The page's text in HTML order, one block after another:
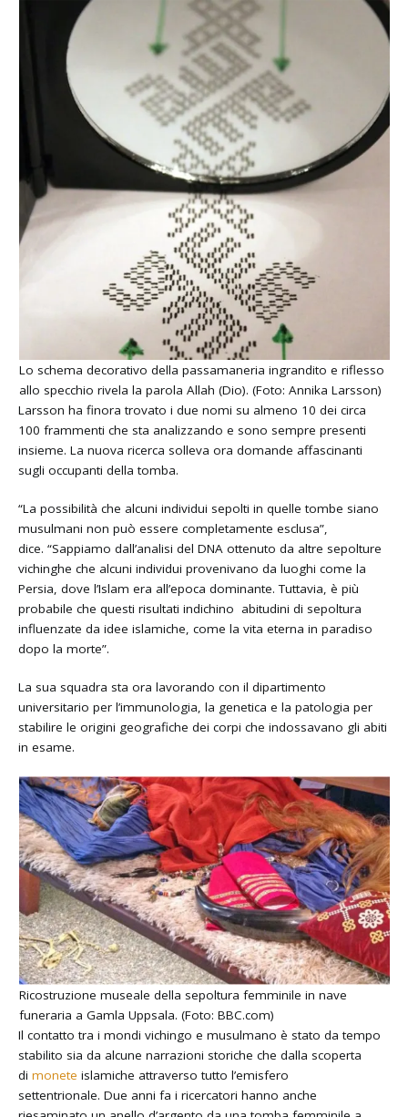
Lo schema decorativo della passamaneria ingrandito e riflesso
allo specchio rivela la parola Allah (Dio). (Foto: Annika Larsson)
Larsson ha finora trovato i due nomi su almeno 10 dei circa
100 frammenti che sta analizzando e sono sempre presenti
insieme. La nuova ricerca solleva ora domande affascinanti
sugli occupanti della tomba.
“La possibilità che alcuni individui sepolti in quelle tombe siano
musulmani non può essere completamente esclusa”,
dice. “Sappiamo dall’analisi del DNA ottenuto da altre sepolture
vichinghe che alcuni individui provenivano da luoghi come la
Persia, dove l’Islam era all’epoca dominante. Tuttavia, è più
probabile che questi risultati indichino abitudini di sepoltura
influenzate da idee islamiche, come la vita eterna in paradiso
dopo la morte”.
La sua squadra sta ora lavorando con il dipartimento
universitario per l’immunologia, la genetica e la patologia per
stabilire le origini geografiche dei corpi che indossavano gli abiti
in esame.
Ricostruzione museale della sepoltura femminile in nave
funeraria a Gamla Uppsala. (Foto: BBC.com)
Il contatto tra i mondi vichingo e musulmano è stato da tempo
stabilito sia da alcune narrazioni storiche che dalla scoperta
dimonete islamiche attraverso tutto l’emisfero
settentrionale. Due anni fa i ricercatori hanno anche